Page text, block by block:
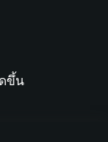
ขึ้น